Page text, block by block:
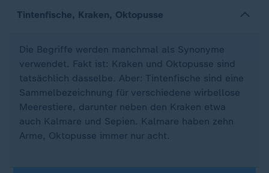
Tintenfische, Kraken, Oktopusse
Die Begriffe werden manchmal als Synonyme
verwendet. Fakt ist: Kraken und Oktopusse sind
tatsächlich dasselbe. Aber: Tintenfische sind eine
Sammelbezeichnung für verschiedene wirbellose
Meerestiere, darunter neben den Kraken etwa
auch Kalmare und Sepien. Kalmare haben zehn
Arme, Oktopusse immer nur acht.